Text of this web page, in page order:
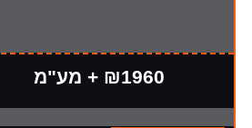
₪1960 + מע"מ